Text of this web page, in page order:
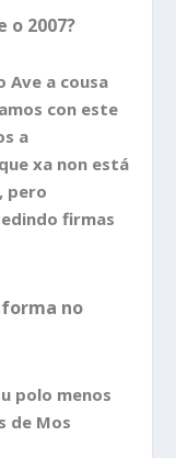
o 2007?
Ave a cousa
con este
a
xa non está
pero
firmas
no
polo menos
de Mos